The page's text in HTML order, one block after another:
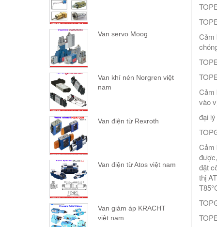
Cảm
Cảm
vào
đại
Cảm
đặt
thị
Van servo Moog
Van khí nén Norgren việt
nam
Van điện từ Rexroth
Van điện từ Atos việt nam
Van giảm áp KRACHT
việt nam